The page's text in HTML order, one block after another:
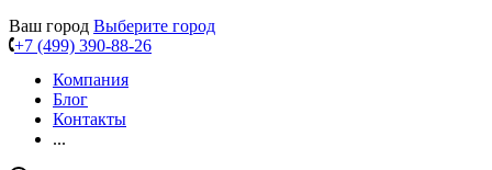
Ваш город Выберите город
+7 (499) 390-88-26
Компания
Блог
Контакты
...